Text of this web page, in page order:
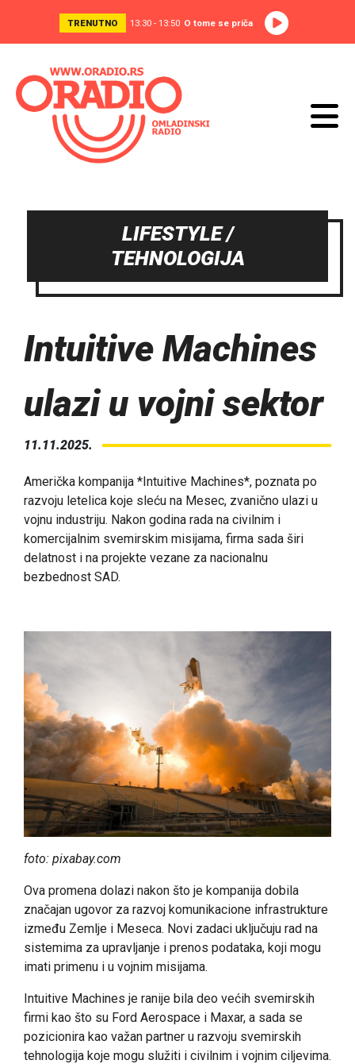
TRENUTNO 13:30 - 13:50 O tome se priča
LIFESTYLE /
TEHNOLOGIJA
Intuitive Machines
ulazi u vojni sektor
11.11.2025.
Američka kompanija *Intuitive Machines*, poznata po
razvoju letelica koje sleću na Mesec, zvanično ulazi u
vojnu industriju. Nakon godina rada na civilnim i
komercijalnim svemirskim misijama, firma sada širi
delatnost i na projekte vezane za nacionalnu
bezbednost SAD.
foto: pixabay.com
Ova promena dolazi nakon što je kompanija dobila
značajan ugovor za razvoj komunikacione infrastrukture
između Zemlje i Meseca. Novi zadaci uključuju rad na
sistemima za upravljanje i prenos podataka, koji mogu
imati primenu i u vojnim misijama.
Intuitive Machines je ranije bila deo većih svemirskih
firmi kao što su Ford Aerospace i Maxar, a sada se
pozicionira kao važan partner u razvoju svemirskih
tehnologija koje mogu služiti i civilnim i vojnim ciljevima.